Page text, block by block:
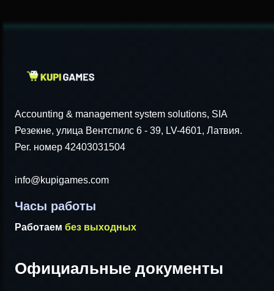
Accounting & management system solutions, SIA
Резекне, улица Вентспилс 6 - 39, LV-4601, Латвия.
Рег. номер 42403031504
info@kupigames.com
Часы работы
Работаем без выходных
Официальные документы